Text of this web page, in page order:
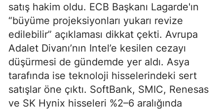
satış hakim oldu. ECB Başkanı Lagarde'ın
“büyüme projeksiyonları yukarı revize
edilebilir” açıklaması dikkat çekti. Avrupa
Adalet Divanı’nın Intel’e kesilen cezayı
düşürmesi de gündemde yer aldı. Asya
tarafında ise teknoloji hisselerindeki sert
satışlar öne çıktı. SoftBank, SMIC, Renesas
ve SK Hynix hisseleri %2–6 aralığında